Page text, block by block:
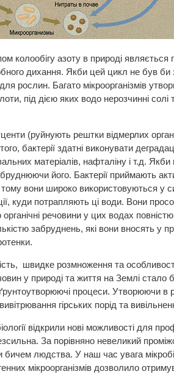
колообігу азоту в природі являється
дихання. Якби цей цикл не був
рослин. Багато мікроорганізмів
під дією яких водо нерозчинні
(руйнують рештки відмерлих
бактерії здатні виконувати
матеріалів, нафталіну і т.д.
його. Бактерії приймають
вони широко використовуються у
куди потрапляють ці води. Вони
органічні речовини у цих водах
забруднень, які вони вносять у
швидке розмноження та
у природі та життя на Землі
процеси. Утворюючи в
гірських порід та
відкрили нові можливості для
За порівняно невеликий
людства. У наш час увага
мікроорганізмів дозволило